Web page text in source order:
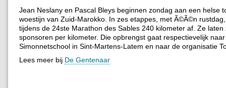
Jean Neslany en Pascal Bleys beginnen zondag aan een helse
woestijn van Zuid-Marokko. In zes etappes, met Ã©Ã©n
tijdens de 24ste Marathon des Sables 240 kilometer af. Ze laten
sponsoren per kilometer. Die opbrengst gaat respectievelijk
Simonnetschool in Sint-Martens-Latem en naar de organisatie
Lees meer bij De Gentenaar